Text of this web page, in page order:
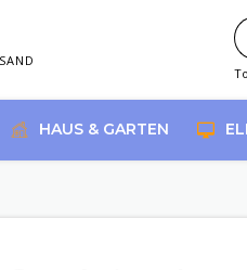
HAUS & GARTEN